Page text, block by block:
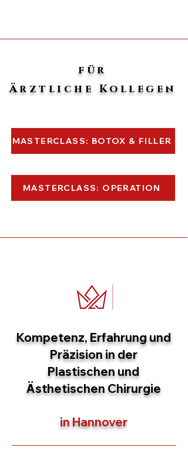
für
Ärztliche Kollegen
MASTERCLASS: BOTOX & FILLER
MASTERCLASS: OPERATION
Kompetenz, Erfahrung und
Präzision in der
Plastischen und
Ästhetischen Chirurgie
in Hannover